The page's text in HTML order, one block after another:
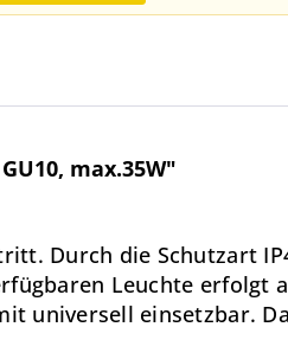
max.35W"
Durch die Schutzart
Leuchte erfolgt
universell einsetzbar.